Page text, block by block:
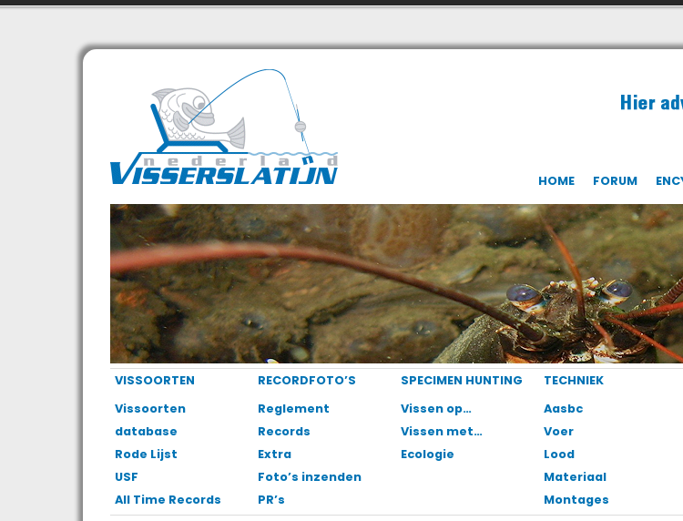
HOME FORUM
VISSOORTEN
Vissoorten
database
Rode Lijst
USF
All Time Records
RECORDFOTO’S
Reglement
Records
Extra
Foto’s inzenden
PR’s
SPECIMEN HUNTING
Vissen op…
Vissen met…
Ecologie
TECHNIEK
Aasbc
Voer
Lood
Materiaal
Montages